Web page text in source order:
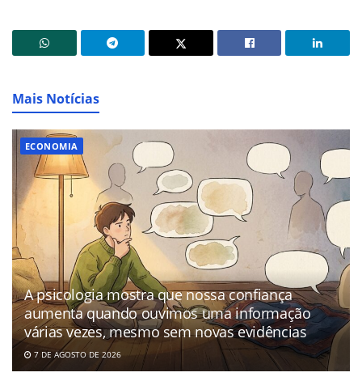
Mais Notícias
ECONOMIA
A psicologia mostra que nossa confiança
aumenta quando ouvimos uma informação
várias vezes, mesmo sem novas evidências
7 DE AGOSTO DE 2026